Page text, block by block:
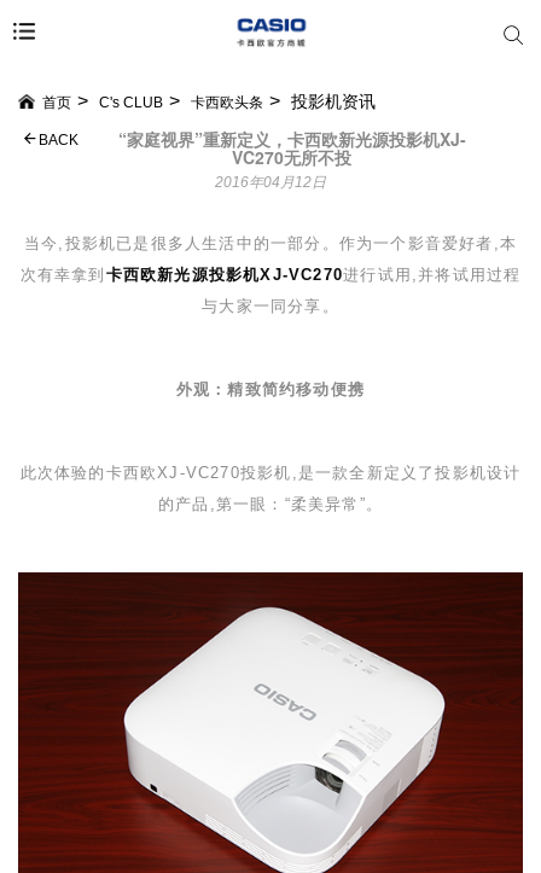
首页 C's CLUB 卡西欧头条 投影机资讯
“家庭视界”重新定义，卡西欧新光源投影机XJ-
VC270无所不投
BACK
2016年04月12日
当今,投影机已是很多人生活中的一部分。作为一个影音爱好者,本
次有幸拿到 卡西欧新光源投影机XJ-VC270进行试用,并将试用过程
与大家一同分享。
外观：精致简约移动便携
此次体验的卡西欧 XJ-VC270投影机,是一款全新定义了投影机设计
的产品,第一眼：“柔美异常”。